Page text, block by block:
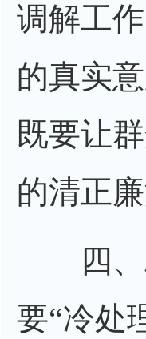
调解工
的真实
既要让
的清正廉
四、精
要“冷处